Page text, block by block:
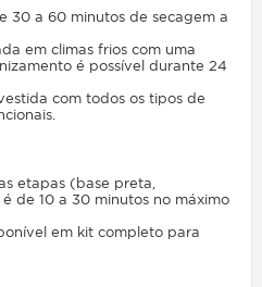
30 a 60 minutos de secagem a
em climas frios com uma
é possível durante 24
com todos os tipos de
etapas (base preta,
de 10 a 30 minutos no máximo
em kit completo para